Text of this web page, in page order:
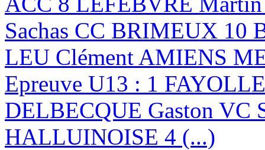
Sachas CC BRIMEUX 10
LEU Clément AMIENS
Epreuve U13 : 1
DELBECQUE Gaston VC
HALLUINOISE 4 (...)